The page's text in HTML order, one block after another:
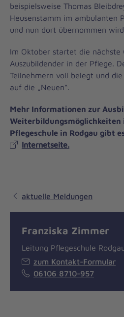
beispielsweise Thomas
Heusenstamm im ambulanten
und nun dort übernommen
Im Oktober startet die nächste
Auszubildender in der Pflege.
Teilnehmern voll belegt und
auf die „Neuen“.
Mehr Informationen zur
Pflegeschule in Rodgau gibt
Internetseite.
aktuelle Meldungen
Franziska Zimmer
Leitung Pflegeschule
zum Kontakt-Formular
06106 8710-957